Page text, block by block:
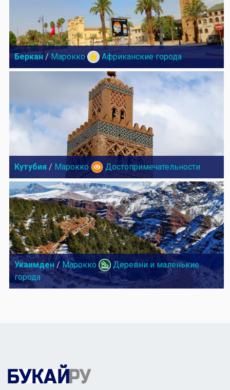
Беркан / Марокко Африканские города
Кутубия / Марокко Достопримечательности
Укаимден/ Марокко
Деревни и маленькие
города